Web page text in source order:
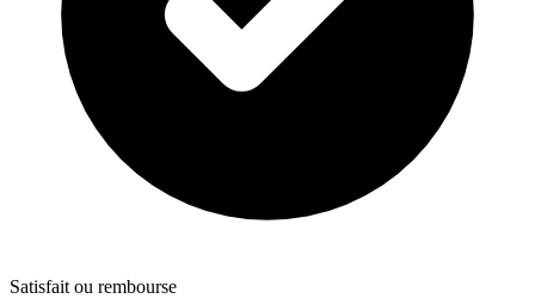
Satisfait ou rembourse